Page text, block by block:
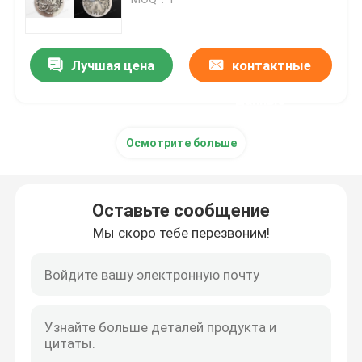
Принтер LCD 3D
Медицинский принтер 3D
Лучшая цена контактные
Осмотрите больше
Оставьте сообщение
Мы скоро тебе перезвоним!